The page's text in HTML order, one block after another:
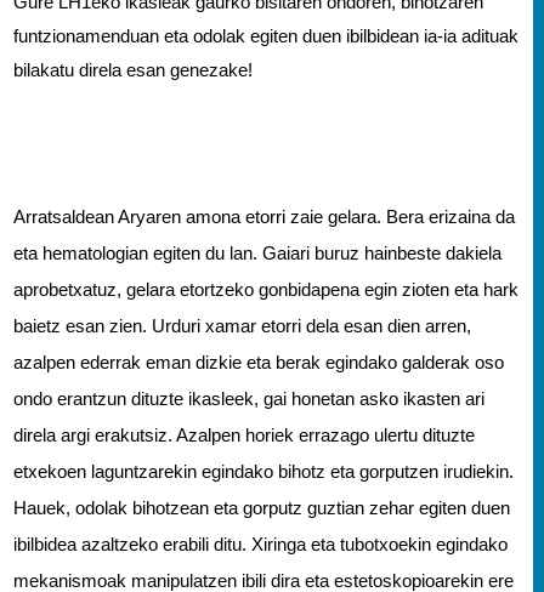
funtzionamenduan eta odolak egiten duen ibilbidean ia-ia adituak
bilakatu direla esan genezake!
Arratsaldean Aryaren amona etorri zaie gelara. Bera erizaina da
eta hematologian egiten du lan. Gaiari buruz hainbeste dakiela
aprobetxatuz, gelara etortzeko gonbidapena egin zioten eta hark
baietz esan zien. Urduri xamar etorri dela esan dien arren,
azalpen ederrak eman dizkie eta berak egindako galderak oso
ondo erantzun dituzte ikasleek, gai honetan asko ikasten ari
direla argi erakutsiz. Azalpen horiek errazago ulertu dituzte
etxekoen laguntzarekin egindako bihotz eta gorputzen irudiekin.
Hauek, odolak bihotzean eta gorputz guztian zehar egiten duen
ibilbidea azaltzeko erabili ditu. Xiringa eta tubotxoekin egindako
mekanismoak manipulatzen ibili dira eta estetoskopioarekin ere